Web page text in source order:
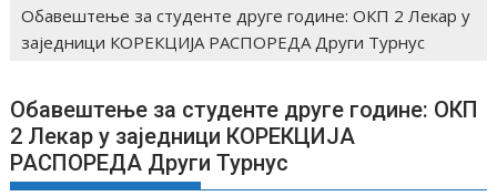
Обавештење за студенте друге године: ОКП 2 Лекар у
заједници КОРЕКЦИЈА РАСПОРЕДА Други Турнус
Обавештење за студенте друге године: ОКП
2 Лекар у заједници КОРЕКЦИЈА
РАСПОРЕДА Други Турнус